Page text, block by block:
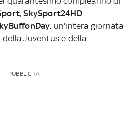
,SkySport24HD
, un'intera giornata
Juventus e della
PUBBLICITÀ